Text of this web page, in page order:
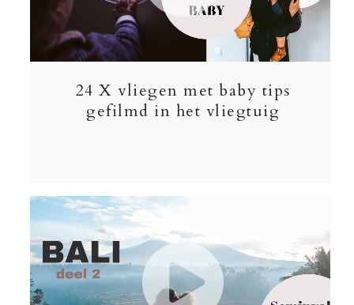
24 X vliegen met baby tips
gefilmd in het vliegtuig